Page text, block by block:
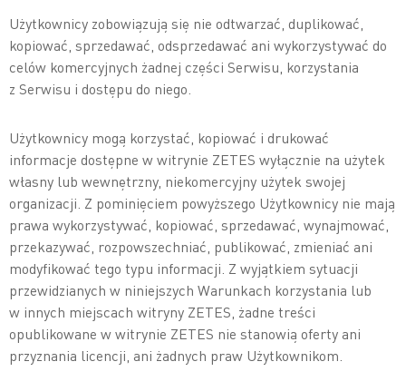
Użytkownicy zobowiązują się nie odtwarzać, duplikować,
kopiować, sprzedawać, odsprzedawać ani wykorzystywać do
celów komercyjnych żadnej części Serwisu, korzystania
z Serwisu i dostępu do niego.
Użytkownicy mogą korzystać, kopiować i drukować
informacje dostępne w witrynie ZETES wyłącznie na użytek
własny lub wewnętrzny, niekomercyjny użytek swojej
organizacji. Z pominięciem powyższego Użytkownicy nie mają
prawa wykorzystywać, kopiować, sprzedawać, wynajmować,
przekazywać, rozpowszechniać, publikować, zmieniać ani
modyfikować tego typu informacji. Z wyjątkiem sytuacji
przewidzianych w niniejszych Warunkach korzystania lub
w innych miejscach witryny ZETES, żadne treści
opublikowane w witrynie ZETES nie stanowią oferty ani
przyznania licencji, ani żadnych praw Użytkownikom.